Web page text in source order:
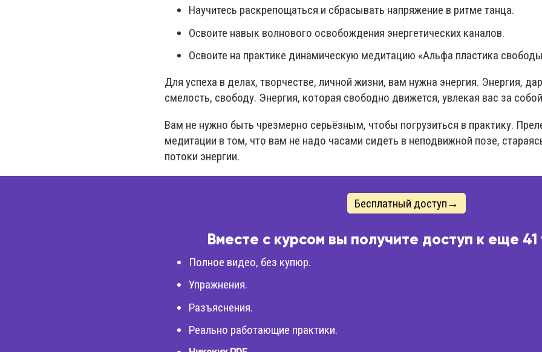
Научитесь раскрепощаться и сбрасывать напряжение в ритме танца.
Освоите навык волнового освобождения энергетических каналов.
Освоите на практике динамическую медитацию «Альфа пластика
Для успеха в делах, творчестве, личной жизни, вам нужна энергия. Энергия,
смелость, свободу. Энергия, которая свободно движется, увлекая вас за
Вам не нужно быть чрезмерно серьёзным, чтобы погрузиться в практику.
медитации в том, что вам не надо часами сидеть в неподвижной позе,
потоки энергии.
Бесплатный доступ→
Вместе с курсом вы получите доступ к еще 41
Полное видео, без купюр.
Упражнения.
Разъяснения.
Реально работающие практики.